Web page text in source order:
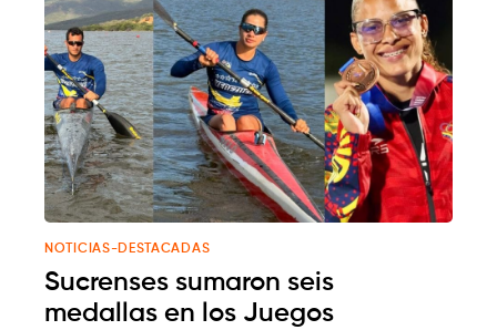
NOTICIAS-DESTACADAS
Sucrenses sumaron seis
medallas en los Juegos